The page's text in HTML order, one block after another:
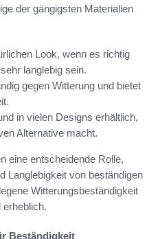
der gängigsten Materialien
Look, wenn es richtig
langlebig sein.
gegen Witterung und bietet
in vielen Designs erhältlich,
Alternative macht.
eine entscheidende Rolle,
Langlebigkeit von beständigen
Witterungsbeständigkeit
erheblich.
Beständigkeit